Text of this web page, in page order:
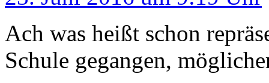
Ach was heißt schon
Schule gegangen,